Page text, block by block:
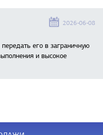
2026-06-08
его в заграничную
и высокое